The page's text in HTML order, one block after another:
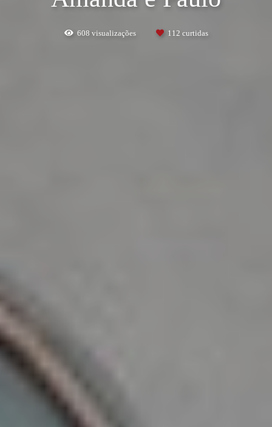
608 visualizações 112 curtidas